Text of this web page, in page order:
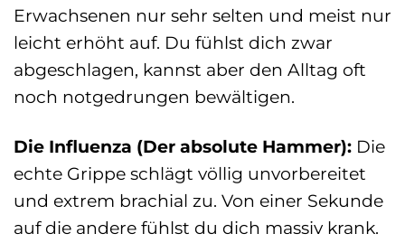
Erwachsenen nur sehr selten und meist nur
leicht erhöht auf. Du fühlst dich zwar
abgeschlagen, kannst aber den Alltag oft
noch notgedrungen bewältigen.
Die Influenza (Der absolute Hammer): Die
echte Grippe schlägt völlig unvorbereitet
und extrem brachial zu. Von einer Sekunde
auf die andere fühlst du dich massiv krank.